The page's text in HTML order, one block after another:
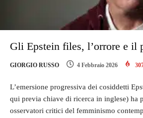
Gli Epstein files, l’orrore e il
GIORGIO RUSSO 4 Febbraio 2026
L’emersione progressiva dei cosiddetti
qui previa chiave di ricerca in inglese) ha
osservatori critici del femminismo